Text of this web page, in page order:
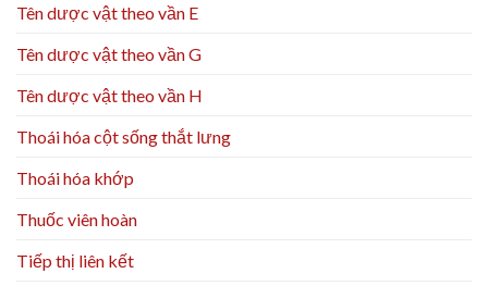
Tên dược vật theo vần E
Tên dược vật theo vần G
Tên dược vật theo vần H
Thoái hóa cột sống thắt lưng
Thoái hóa khớp
Thuốc viên hoàn
Tiếp thị liên kết